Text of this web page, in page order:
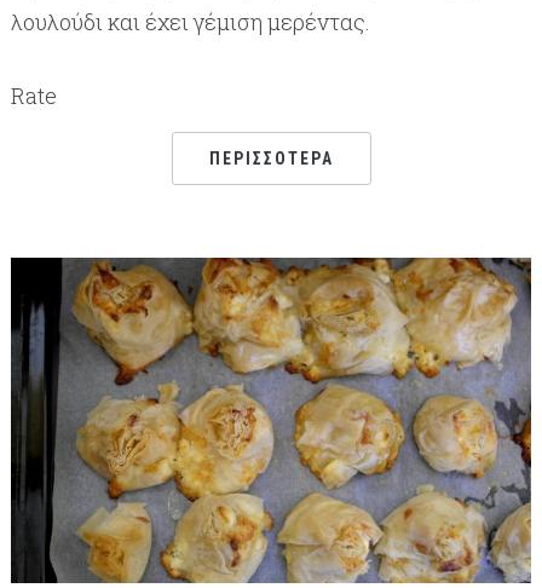
λουλούδι και έχει γέμιση μερέντας.
Rate
ΠΕΡΙΣΣΌΤΕΡΑ